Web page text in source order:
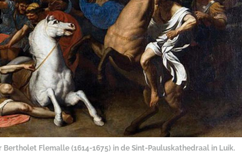
Flemalle (1614-1675) in de Sint-Pauluskathedraal in Luik.